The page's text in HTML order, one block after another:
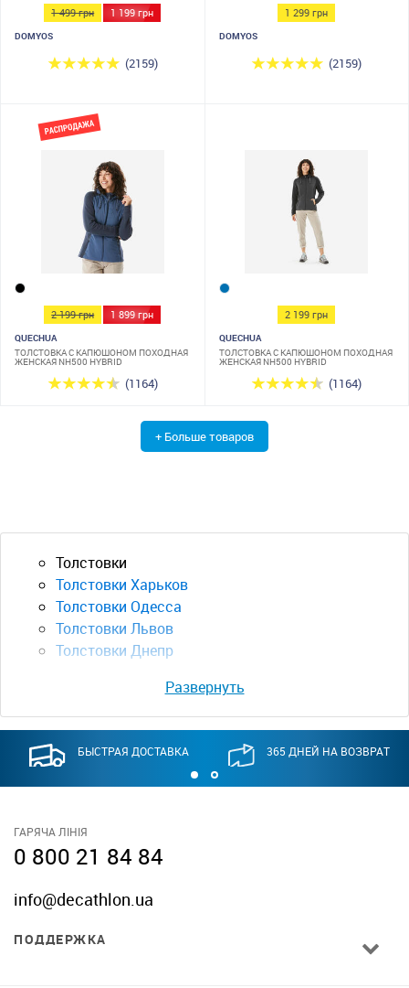
1 499 грн 1 199 грн
DOMYOS
(2159)
1 299 грн
DOMYOS
(2159)
2 199 грн 1 899 грн
QUECHUA
ТОЛСТОВКА С КАПЮШОНОМ ПОХОДНАЯ
ЖЕНСКАЯ NH500 HYBRID
(1164)
2 199 грн
QUECHUA
ТОЛСТОВКА С КАПЮШОНОМ ПОХОДНАЯ
ЖЕНСКАЯ NH500 HYBRID
(1164)
+ Больше товаров
Толстовки
Толстовки Харьков
Толстовки Одесса
Толстовки Львов
Толстовки Днепр
Развернуть
БЫСТРАЯ ДОСТАВКА 365 ДНЕЙ НА ВОЗВРАТ
ГАРЯЧА ЛІНІЯ
0 800 21 84 84
info@decathlon.ua
ПОДДЕРЖКА